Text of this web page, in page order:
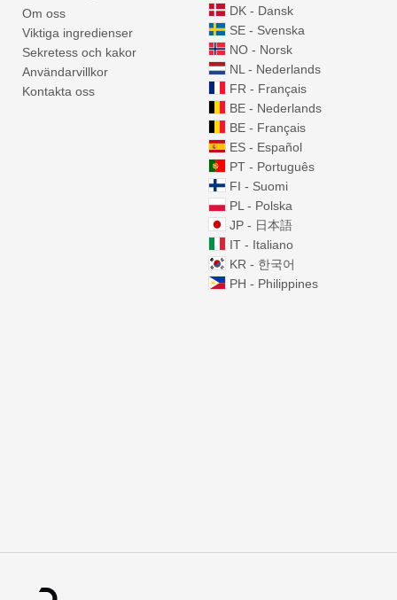
Om oss
Viktiga ingredienser
Sekretess och kakor
Användarvillkor
Kontakta oss
DK - Dansk
SE - Svenska
NO - Norsk
NL - Nederlands
FR - Français
BE - Nederlands
BE - Français
ES - Español
PT - Português
FI - Suomi
PL - Polska
JP - 日本語
IT - Italiano
KR - 한국어
PH - Philippines